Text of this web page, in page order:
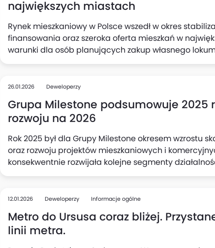
największych miastach
Rynek mieszkaniowy w Polsce wszedł w okres
finansowania oraz szeroka oferta mieszkań w
warunki dla osób planujących zakup własnego
poszukującym atrakcyjnych warunków cenowych
marca, w godz. 9:00–15:00 w siedmiu miastach.
zapoznać się ze szczegółami promocji obejmującej
bezpłatnych konsultacji ekspertów.
26.01.2026 Deweloperzy
Grupa Milestone podsumowuje 2025
rozwoju na 2026
Rok 2025 był dla Grupy Milestone okresem wzrostu
oraz rozwoju projektów mieszkaniowych i
konsekwentnie rozwijała kolejne segmenty
przez architekturę i generalne wykonawstwo, po
12.01.2026 Deweloperzy Informacje ogólne
Metro do Ursusa coraz bliżej.
linii metra.